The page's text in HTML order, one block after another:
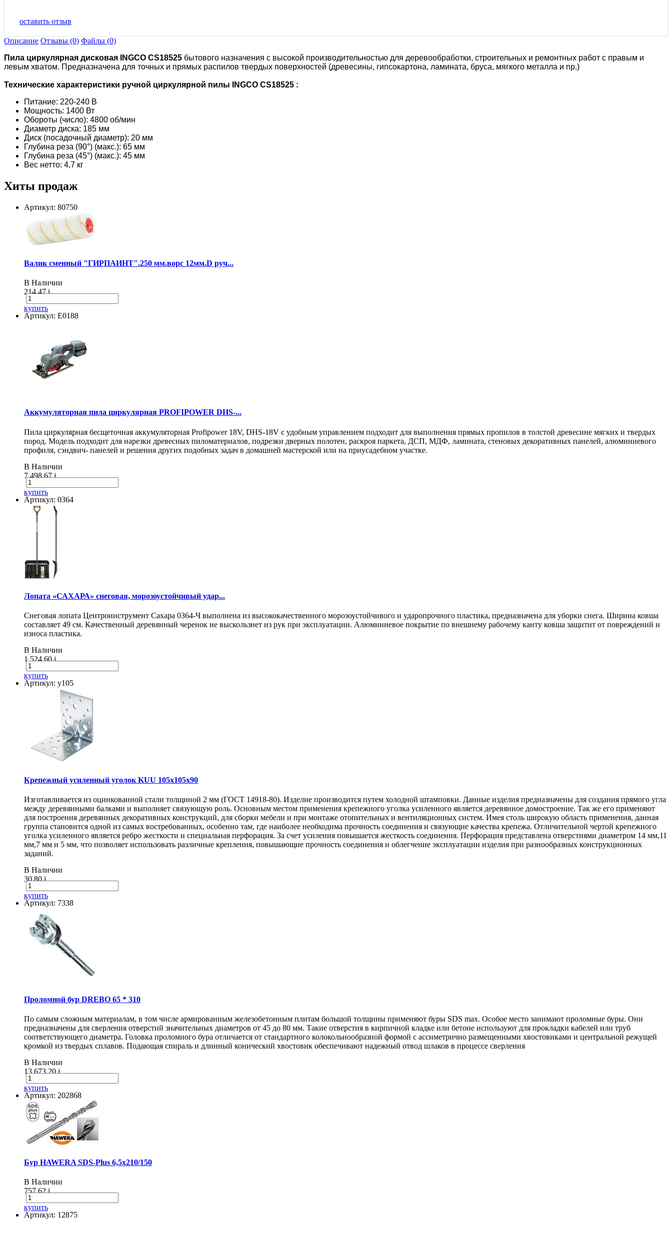
оставить отзыв
Описание Отзывы (0) Файлы (0)
Пила циркулярная дисковая INGCO CS18525 бытового назначения с высокой производительностью для деревообработки, строительных и ремонтных работ с правым и
левым хватом. Предназначена для точных и прямых распилов твердых поверхностей (древесины, гипсокартона, ламината, бруса, мягкого металла и пр.)
Технические характеристики ручной циркулярной пилы INGCO CS18525 :
Питание: 220-240 В
Мощность: 1400 Вт
Обороты (число): 4800 об/мин
Диаметр диска: 185 мм
Диск (посадочный диаметр): 20 мм
Глубина реза (90°) (макс.): 65 мм
Глубина реза (45°) (макс.): 45 мм
Вес нетто: 4,7 кг
Хиты продаж
Артикул: 80750
Валик сменный "ГИРПАИНТ".250 мм.ворс 12мм.D руч...
В Наличии
214.47i
купить
Артикул: E0188
Аккумуляторная пила циркулярная PROFIPOWER DHS-...
Пила циркулярная бесщеточная аккумуляторная Profipower 18V, DHS-18V с удобным управлением подходит для выполнения прямых пропилов в толстой древесине мягких и твердых
пород. Модель подходит для нарезки древесных пиломатериалов, подрезки дверных полотен, раскроя паркета, ДСП, МДФ, ламината, стеновых декоративных панелей, алюминиевого
профиля, сэндвич- панелей и решения других подобных задач в домашней мастерской или на приусадебном участке.
В Наличии
7 498.67i
купить
Артикул: 0364
Лопата «САХАРА» снеговая, морозоустойчивый удар...
Снеговая лопата Центроинструмент Сахара 0364-Ч выполнена из высококачественного морозоустойчивого и ударопрочного пластика, предназначена для уборки снега. Ширина ковша
составляет 49 см. Качественный деревянный черенок не выскользнет из рук при эксплуатации. Алюминиевое покрытие по внешнему рабочему канту ковша защитит от повреждений и
износа пластика.
В Наличии
1 524.60i
купить
Артикул: у105
Крепежный усиленный уголок KUU 105х105х90
Изготавливается из оцинкованной стали толщиной 2 мм (ГОСТ 14918-80). Изделие производится путем холодной штамповки. Данные изделия предназначены для создания прямого угла
между деревянными балками и выполняет связующую роль. Основным местом применения крепежного уголка усиленного является деревянное домостроение. Так же его применяют
для построения деревянных декоративных конструкций, для сборки мебели и при монтаже отопительных и вентиляционных систем. Имея столь широкую область применения, данная
группа становится одной из самых востребованных, особенно там, где наиболее необходима прочность соединения и связующие качества крепежа. Отличительной чертой крепежного
уголка усиленного является ребро жесткости и специальная перфорация. За счет усиления повышается жесткость соединения. Перфорация представлена отверстиями диаметром 14 мм,11
мм,7 мм и 5 мм, что позволяет использовать различные крепления, повышающие прочность соединения и облегчение эксплуатации изделия при разнообразных конструкционных
заданий.
В Наличии
30.80i
купить
Артикул: 7338
Проломной бур DREBO 65 * 310
По самым сложным материалам, в том числе армированным железобетонным плитам большой толщины применяют буры SDS max. Особое место занимают проломные буры. Они
предназначены для сверления отверстий значительных диаметров от 45 до 80 мм. Такие отверстия в кирпичной кладке или бетоне используют для прокладки кабелей или труб
соответствующего диаметра. Головка проломного бура отличается от стандартного колокольнообразной формой с ассиметрично размещенными хвостовиками и центральной режущей
кромкой из твердых сплавов. Подающая спираль и длинный конический хвостовик обеспечивают надежный отвод шлаков в процессе сверления
В Наличии
13 673.20i
купить
Артикул: 202868
Бур HAWERA SDS-Plus 6,5х210/150
В Наличии
757.62i
купить
Артикул: 12875